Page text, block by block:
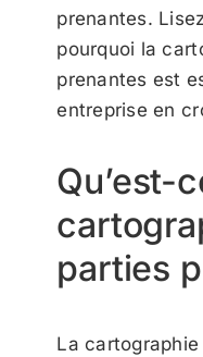
prenantes.
pourquoi la
prenantes est
entreprise en
Qu’est-
parties
La